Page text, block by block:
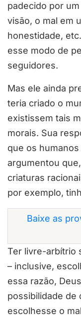
padecido por
visão, o mal em
honestidade,
esse modo de
seguidores.
Mas ele ainda
teria criado o
existissem tais
morais. Sua
que os
argumentou
criaturas
por exemplo,
Baixe as
Ter livre-arbítrio
– inclusive,
essa razão,
possibilidade de
escolhesse o